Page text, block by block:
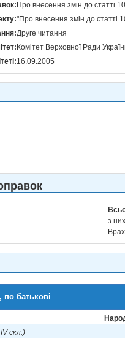
Про внесення змін до статті
"Про внесення змін до статті
Друге читання
Комітет Верховної Ради
16.09.2005
з
по батькові
скл.)